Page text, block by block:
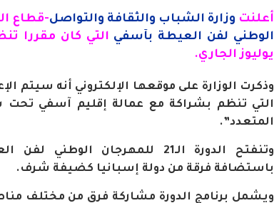
أعلنت وزارة الشباب والثقافة والتواصل-قطاع
الوطني لفن العيطة بآسفي
يوليوز الجاري.
وذكرت الوزارة على موقعها الإلكتروني أنه سيتم
التي تنظم بشراكة مع عمالة إقليم آسفي
المتعدد”
.
وتنفتح الدورة الـ21 للمهرجان
باستضافة فرقة من دولة إسبانيا كضيفة شرف.
ويشمل برنامج الدورة مشاركة فرق من مختلف